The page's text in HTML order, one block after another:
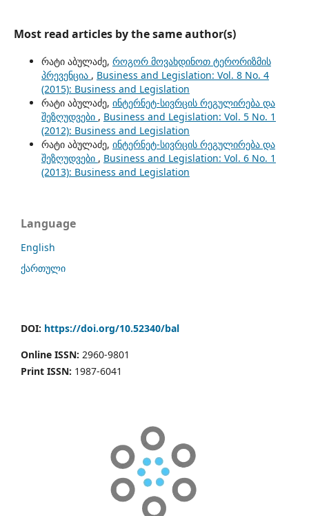
Most read articles by the same author(s)
რატი აბულაძე, როგორ მოვახდინოთ ტერორიზმის
პრევენცია , Business and Legislation: Vol. 8 No. 4
(2015): Business and Legislation
რატი აბულაძე, ინტერნეტ-სივრცის რეგულირება და
შეზღუდვები , Business and Legislation: Vol. 5 No. 1
(2012): Business and Legislation
რატი აბულაძე, ინტერნეტ-სივრცის რეგულირება და
შეზღუდვები , Business and Legislation: Vol. 6 No. 1
(2013): Business and Legislation
Language
English
ქართული
DOI: https://doi.org/10.52340/bal
Online ISSN: 2960-9801
Print ISSN: 1987-6041